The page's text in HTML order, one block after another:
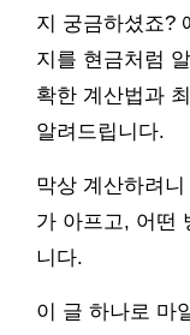
지 궁금하셨죠?
지를 현금처럼
확한 계산법과
알려드립니다.
막상 계산하려
가 아프고, 어떤
니다.
이 글 하나로 마